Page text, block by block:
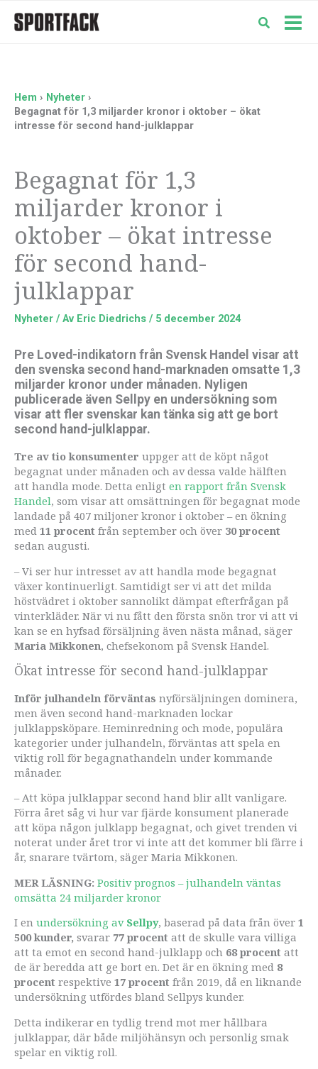
Hem
Nyheter
Begagnat för 1,3 miljarder kronor i oktober – ökat
intresse för second hand-julklappar
Begagnat för 1,3
miljarder kronor i
oktober – ökat intresse
för second hand-
julklappar
Nyheter / Av Eric Diedrichs / 5 december 2024
Pre Loved-indikatorn från Svensk Handel visar att
den svenska second hand-marknaden omsatte 1,3
miljarder kronor under månaden. Nyligen
publicerade även Sellpy en undersökning som
visar att fler svenskar kan tänka sig att ge bort
second hand-julklappar.
Tre av tio konsumenter uppger att de köpt något
begagnat under månaden och av dessa valde hälften
att handla mode. Detta enligt en rapport från Svensk
Handel, som visar att omsättningen för begagnat mode
landade på 407 miljoner kronor i oktober – en ökning
med 11 procent från september och över 30 procent
sedan augusti.
– Vi ser hur intresset av att handla mode begagnat
växer kontinuerligt. Samtidigt ser vi att det milda
höstvädret i oktober sannolikt dämpat efterfrågan på
vinterkläder. När vi nu fått den första snön tror vi att vi
kan se en hyfsad försäljning även nästa månad, säger
Maria Mikkonen, chefsekonom på Svensk Handel.
Ökat intresse för second hand-julklappar
Inför julhandeln förväntas nyförsäljningen dominera,
men även second hand-marknaden lockar
julklappsköpare. Heminredning och mode, populära
kategorier under julhandeln, förväntas att spela en
viktig roll för begagnathandeln under kommande
månader.
– Att köpa julklappar second hand blir allt vanligare.
Förra året såg vi hur var fjärde konsument planerade
att köpa någon julklapp begagnat, och givet trenden vi
noterat under året tror vi inte att det kommer bli färre i
år, snarare tvärtom, säger Maria Mikkonen.
MER LÄSNING: Positiv prognos – julhandeln väntas
omsätta 24 miljarder kronor
I en undersökning av Sellpy, baserad på data från över 1
500 kunder, svarar 77 procent att de skulle vara villiga
att ta emot en second hand-julklapp och 68 procent att
de är beredda att ge bort en. Det är en ökning med 8
procent respektive 17 procent från 2019, då en liknande
undersökning utfördes bland Sellpys kunder.
Detta indikerar en tydlig trend mot mer hållbara
julklappar, där både miljöhänsyn och personlig smak
spelar en viktig roll.